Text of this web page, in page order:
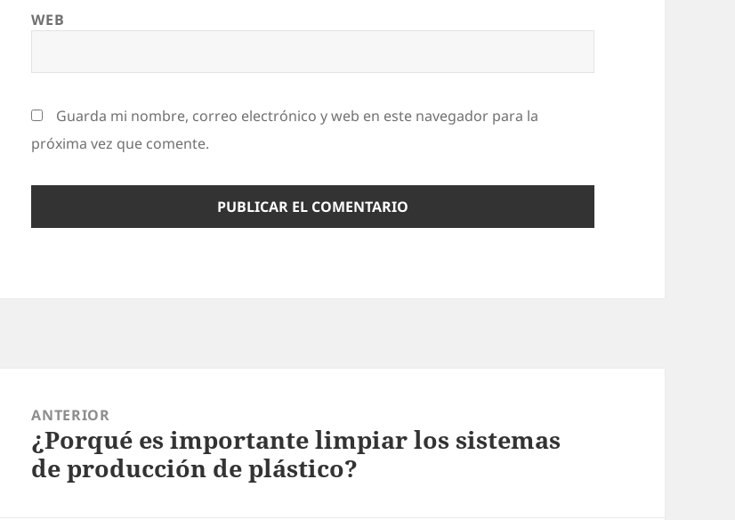
WEB
Guarda mi nombre, correo electrónico y web en este navegador para la
próxima vez que comente.
ANTERIOR
Entrada
anterior:
¿Porqué es importante limpiar los sistemas
de producción de plástico?